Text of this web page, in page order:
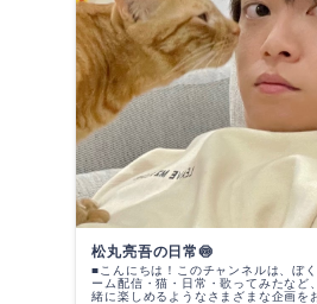
松丸亮吾の日常🍥
■こんにちは！このチャンネルは、ぼ
ーム配信・猫・日常・歌ってみたなど
緒に楽しめるようなさまざまな企画を